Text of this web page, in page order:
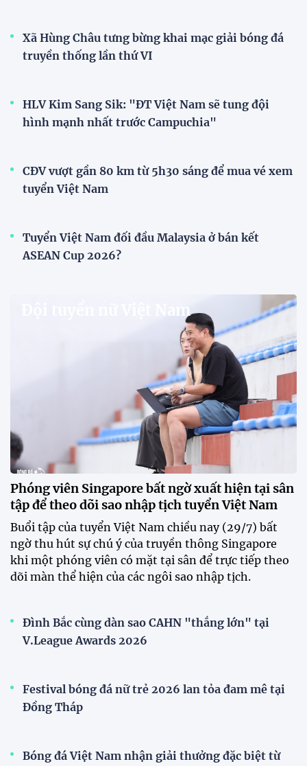
Xã Hùng Châu tưng bừng khai mạc giải bóng đá
truyền thống lần thứ VI
HLV Kim Sang Sik: "ĐT Việt Nam sẽ tung đội
hình mạnh nhất trước Campuchia"
CĐV vượt gần 80 km từ 5h30 sáng để mua vé xem
tuyển Việt Nam
Tuyển Việt Nam đối đầu Malaysia ở bán kết
ASEAN Cup 2026?
Đội tuyển nữ Việt Nam
Phóng viên Singapore bất ngờ xuất hiện tại sân
tập để theo dõi sao nhập tịch tuyển Việt Nam
Buổi tập của tuyển Việt Nam chiều nay (29/7) bất
ngờ thu hút sự chú ý của truyền thông Singapore
khi một phóng viên có mặt tại sân để trực tiếp theo
dõi màn thể hiện của các ngôi sao nhập tịch.
Đình Bắc cùng dàn sao CAHN "thắng lớn" tại
V.League Awards 2026
Festival bóng đá nữ trẻ 2026 lan tỏa đam mê tại
Đồng Tháp
Bóng đá Việt Nam nhận giải thưởng đặc biệt từ